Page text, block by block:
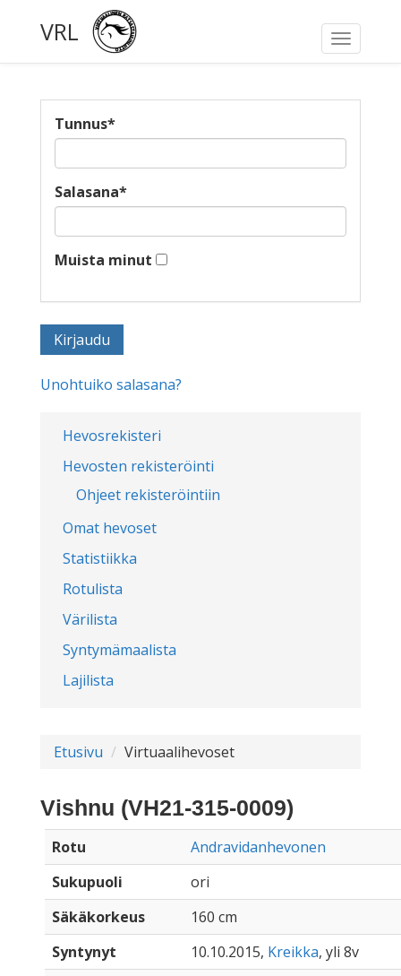
Toggle
VRL
Hevosrekisteri
Hevosten rekisteröinti
Ohjeet rekisteröintiin
Omat hevoset
Statistiikka
Rotulista
Värilista
Syntymämaalista
Lajilista
Tunnus*
Salasana*
Muista minut
Unohtuiko salasana?
Etusivu Virtuaalihevoset
Vishnu (VH21-315-0009)
Rotu
Andravidanhevonen
Sukupuoli
ori
Säkäkorkeus
160 cm
Syntynyt
10.10.2015, Kreikka, yli 8v